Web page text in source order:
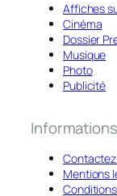
Affiches
Cinéma
Dossier
Musique
Photo
Publicité
Informations
Mentions